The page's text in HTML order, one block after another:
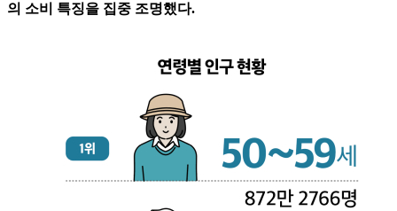
의 소비 특징을 집중 조명했다.